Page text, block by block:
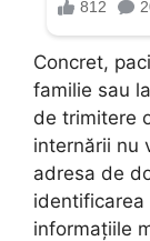
Concret,
familie sau
de trimitere
internării nu
adresa de
identificarea
informațiile